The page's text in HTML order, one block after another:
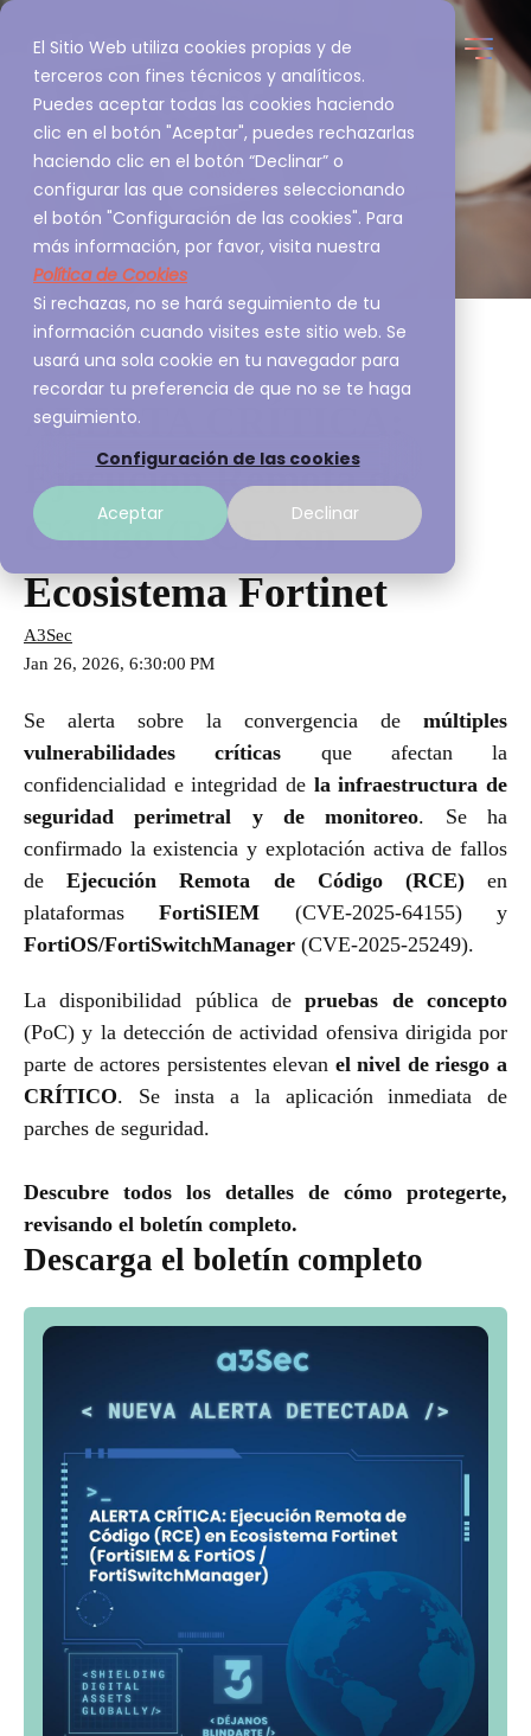
El Sitio Web utiliza cookies propias y de
terceros con fines técnicos y analíticos.
Puedes aceptar todas las cookies haciendo
clic en el botón "Aceptar", puedes rechazarlas
haciendo clic en el botón “Declinar” o
configurar las que consideres seleccionando
el botón "Configuración de las cookies". Para
más información, por favor, visita nuestra
Política de Cookies
Si rechazas, no se hará seguimiento de tu
información cuando visites este sitio web. Se
usará una sola cookie en tu navegador para
recordar tu preferencia de que no se te haga
seguimiento.
Configuración de las cookies
Aceptar Declinar
ALERTA CRÍTICA:
Ejecución Remota de
Código (RCE) en
Ecosistema Fortinet
A3Sec
Jan 26, 2026, 6:30:00 PM
Se alerta sobre la convergencia de múltiples
vulnerabilidades críticas que afectan la
confidencialidad e integridad de la infraestructura de
seguridad perimetral y de monitoreo. Se ha
confirmado la existencia y explotación activa de fallos
deEjecución Remota de Código (RCE)en
plataformasFortiSIEM (CVE-2025-64155) y
FortiOS/FortiSwitchManager (CVE-2025-25249).
La disponibilidad pública depruebas de concepto
(PoC) y la detección de actividad ofensiva dirigida por
parte de actores persistentes elevan el nivel de riesgo a
CRÍTICO. Se insta a la aplicación inmediata de
parches de seguridad.
Descubre todos los detalles de cómo protegerte,
revisando el boletín completo.
Descarga el boletín completo